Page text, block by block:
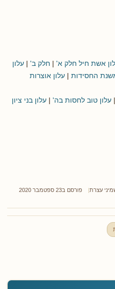
אשת חיל חלק א' | חלק ב' | עלון
החסידות | עלון אוצרות
| עלון טוב לחסות בה' | עלון בני ציון
עצרת
פורסם ב23 ספטמבר 2020